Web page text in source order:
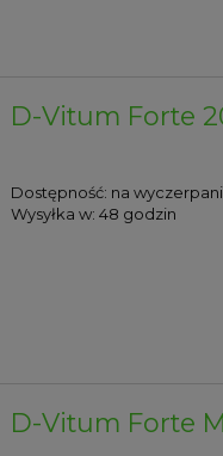
D-Vitum Forte
Dostępność: na
Wysyłka w: 48 godzin
D-Vitum Forte